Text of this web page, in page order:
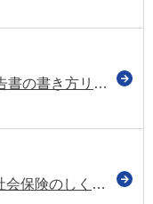
平成25年度 労働保険年度更新申告書の書き方リーフレット
【セミナーレポート】定年前後の社会保険のしくみセミナー